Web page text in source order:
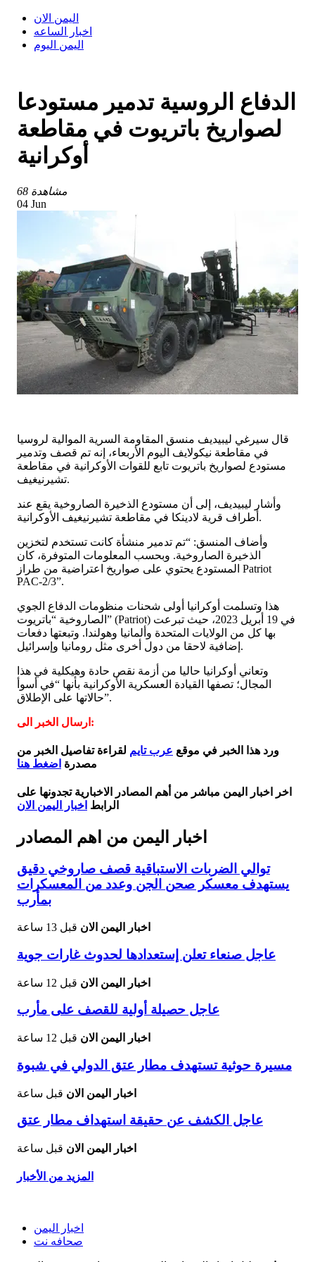
اليمن الان
اخبار الساعه
اليمن اليوم
الدفاع الروسية تدمير مستودعا
لصواريخ باتريوت في مقاطعة
أوكرانية
68 مشاهدة
04 Jun
قال سيرغي ليبيديف منسق المقاومة السرية الموالية لروسيا
في مقاطعة نيكولايف اليوم الأربعاء، إنه تم قصف وتدمير
مستودع لصواريخ باتريوت تابع للقوات الأوكرانية في مقاطعة
تشيرنيغيف.
وأشار ليبيديف، إلى أن مستودع الذخيرة الصاروخية يقع عند
أطراف قرية لادينكا في مقاطعة تشيرنيغيف الأوكرانية.
وأضاف المنسق: “تم تدمير منشأة كانت تستخدم لتخزين
الذخيرة الصاروخية. وبحسب المعلومات المتوفرة، كان
المستودع يحتوي على صواريخ اعتراضية من طراز Patriot
PAC-2/3”.
هذا وتسلمت أوكرانيا أولى شحنات منظومات الدفاع الجوي
الصاروخية “باتريوت” (Patriot) في 19 أبريل 2023، حيث تبرعت
بها كل من الولايات المتحدة وألمانيا وهولندا. وتبعتها دفعات
إضافية لاحقا من دول أخرى مثل رومانيا وإسرائيل.
وتعاني أوكرانيا حاليا من أزمة نقص حادة وهيكلية في هذا
المجال؛ تصفها القيادة العسكرية الأوكرانية بأنها “في أسوأ
حالاتها على الإطلاق”.
ارسال الخبر الى:
ورد هذا الخبر في موقع عرب تايم لقراءة تفاصيل الخبر من
مصدرة اضغط هنا
اخر اخبار اليمن مباشر من أهم المصادر الاخبارية تجدونها على
الرابط اخبار اليمن الان
اخبار اليمن من اهم المصادر
توالي الضربات الاستباقية قصف صاروخي دقيق
يستهدف معسكر صحن الجن وعدد من المعسكرات
بمأرب
اخبار اليمن الان قبل 13 ساعة
عاجل صنعاء تعلن إستعدادها لحدوث غارات جوية
اخبار اليمن الان قبل 12 ساعة
عاجل حصيلة أولية للقصف على مأرب
اخبار اليمن الان قبل 12 ساعة
مسيرة حوثية تستهدف مطار عتق الدولي في شبوة
اخبار اليمن الان قبل ساعة
عاجل الكشف عن حقيقة استهداف مطار عتق
اخبار اليمن الان قبل ساعة
المزيد من الأخبار
اخبار اليمن
صحافه نت